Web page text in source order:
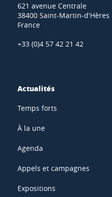
621 avenue Centrale
38400 Saint-Martin-d'Hères
France
+33 (0)4 57 42 21 42
Actualités
Temps forts
À la une
Agenda
Appels et campagnes
Expositions